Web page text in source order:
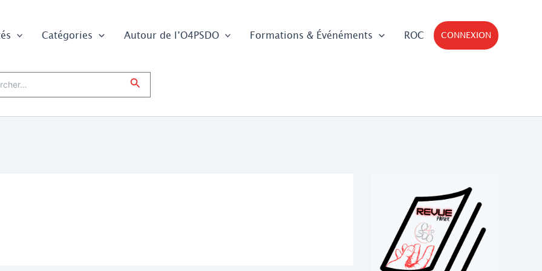
Catégories Autour de l’O4PSDO Formations & Événéments ROC CONNEXION
Rechercher